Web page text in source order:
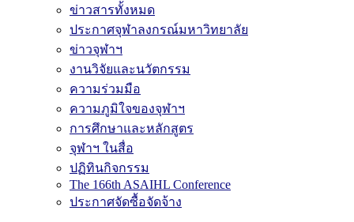
ข่าวสารทั้งหมด
ประกาศจุฬาลงกรณ์มหาวิทยาลัย
ข่าวจุฬาฯ
งานวิจัยและนวัตกรรม
ความร่วมมือ
ความภูมิใจของจุฬาฯ
การศึกษาและหลักสูตร
จุฬาฯ ในสื่อ
ปฏิทินกิจกรรม
The 166th ASAIHL Conference
ประกาศจัดซื้อจัดจ้าง